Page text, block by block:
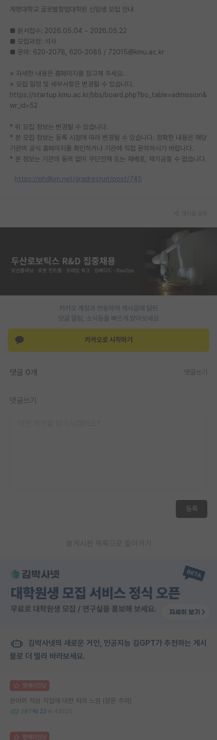
석박사 채용 정보 게시판
학부 인턴 게시판
임용 후기 게시판
PI 전용 게시판
인문사회 계열 게시판
특수/전문대학원 게시판
반도체/AI 게시판
장학금/장학생 게시판
유학교육
반도체 아카데미
계명대학교 글로벌창업대학원 신입생 모집 안내
■ 원서접수: 2026.05.04 ~ 2026.05.22
■ 모집과정: 석사
■ 문의: 620-2078, 620-2085 / 72015@kmu.ac.kr
※ 자세한 내용은 홈페이지를 참고해 주세요.
※ 모집 일정 및 세부사항은 변경될 수 있습니다.
https://startup.kmu.ac.kr/bbs/board.php?bo_table=admission&
wr_id=52
* 위 모집 정보는 변경될 수 있습니다.
* 본 모집 정보는 등록 시점에 따라 변경될 수 있습니다. 정확한 내용은 해당
기관의 공식 홈페이지를 확인하거나 기관에 직접 문의하시기 바랍니다.
* 본 정보는 기관의 동의 없이 무단전재 또는 재배포, 재가공할 수 없습니다.
https://phdkim.net/gradrecruit/post/745
카카오 계정과 연동하여 게시글에 달린
댓글 알람, 소식등을 빠르게 받아보세요
카카오로 시작하기
댓글 0개 댓글쓰기
댓글쓰기
등록
게시판 목록으로 돌아가기
김박사넷의 새로운 거인, 인공지능 김GPT가 추천하는 게시
물로 더 멀리 바라보세요.
명예의전당
분야와 적성 직업에 대한 저의 느낌 (장문 주의)
287 22 43220
명예의전당